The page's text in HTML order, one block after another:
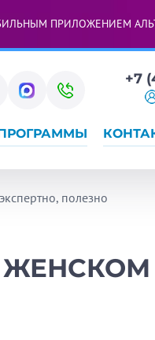
ПРИЛОЖЕНИЕМ
+7
полезно